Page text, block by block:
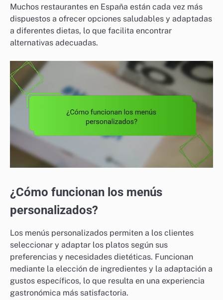
Muchos restaurantes en España están cada vez más
dispuestos a ofrecer opciones saludables y adaptadas
a diferentes dietas, lo que facilita encontrar
alternativas adecuadas.
¿Cómo funcionan los menús
personalizados?
Los menús personalizados permiten a los clientes
seleccionar y adaptar los platos según sus
preferencias y necesidades dietéticas. Funcionan
mediante la elección de ingredientes y la adaptación a
gustos específicos, lo que resulta en una experiencia
gastronómica más satisfactoria.